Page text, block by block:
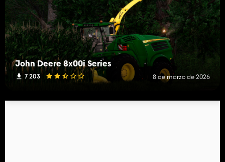
John Deere 8x00i Series
7 203 8 de marzo de 2026